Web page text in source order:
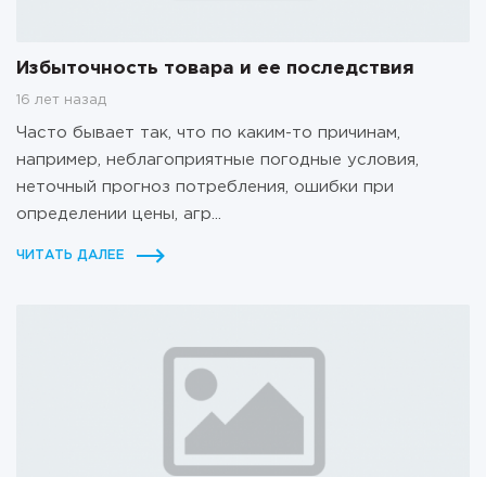
Избыточность товара и ее последствия
16 лет назад
Часто бывает так, что по каким-то причинам,
например, неблагоприятные погодные условия,
неточный прогноз потребления, ошибки при
определении цены, агр...
ЧИТАТЬ ДАЛЕЕ